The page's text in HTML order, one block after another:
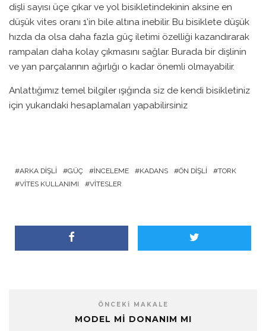
dişli sayısı üçe çıkar ve yol bisikletindekinin aksine en
düşük vites oranı 1’in bile altına inebilir. Bu bisiklete düşük
hızda da olsa daha fazla güç iletimi özelliği kazandırarak
rampaları daha kolay çıkmasını sağlar. Burada bir dişlinin
ve yan parçalarının ağırlığı o kadar önemli olmayabilir.
Anlattığımız temel bilgiler ışığında siz de kendi bisikletiniz
için yukarıdaki hesaplamaları yapabilirsiniz
ARKA DIŞLI GÜÇ İNCELEME KADANS ÖN DIŞLI
TORK
VITES KULLANIMI
VITESLER
ÖNCEKI MAKALE
MODEL MI DONANIM MI